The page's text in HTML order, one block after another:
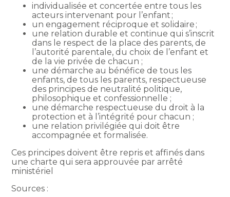
individualisée et concertée entre tous les
acteurs intervenant pour l’enfant ;
un engagement réciproque et solidaire ;
une relation durable et continue qui s’inscrit
dans le respect de la place des parents, de
l’autorité parentale, du choix de l’enfant et
de la vie privée de chacun ;
une démarche au bénéfice de tous les
enfants, de tous les parents, respectueuse
des principes de neutralité politique,
philosophique et confessionnelle ;
une démarche respectueuse du droit à la
protection et à l’intégrité pour chacun ;
une relation privilégiée qui doit être
accompagnée et formalisée.
Ces principes doivent être repris et affinés dans
une charte qui sera approuvée par arrêté
ministériel
Sources :